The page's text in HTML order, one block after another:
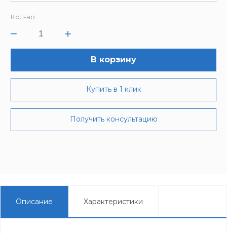
Кол-во:
В корзину
Купить в 1 клик
Получить консультацию
Описание Характеристики